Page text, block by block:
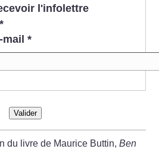
l'infolettre
*
*
Valider
du livre de Maurice Buttin,Ben